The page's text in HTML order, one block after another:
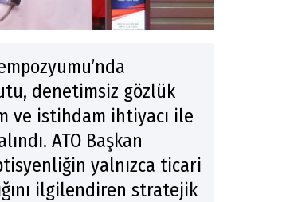
denetimsiz gözlük
ve istihdam ihtiyacı ile
ATO Başkan
yalnızca ticari
ilgilendiren stratejik